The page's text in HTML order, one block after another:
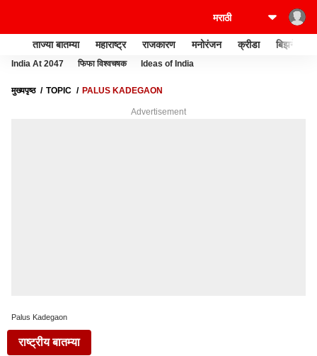
ताज्या बातम्या महाराष्ट्र राजकारण मनोरंजन क्रीडा बिझनेस
India At 2047 फिफा विश्वचषक Ideas of India
मुख्यपृष्ठ TOPIC PALUS KADEGAON
Advertisement
Palus Kadegaon
राष्ट्रीय बातम्या